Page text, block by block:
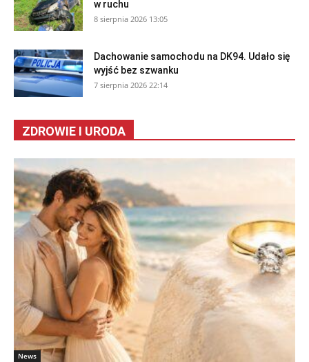
w ruchu
8 sierpnia 2026 13:05
Dachowanie samochodu na DK94. Udało się
wyjść bez szwanku
7 sierpnia 2026 22:14
ZDROWIE I URODA
News